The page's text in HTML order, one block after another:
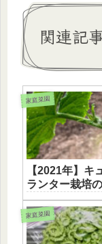
関連記
家庭菜園
【2021年】キ
ランター栽培
家庭菜園